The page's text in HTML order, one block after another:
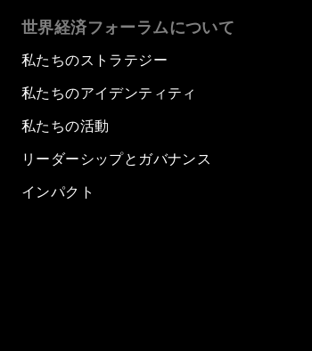
世界経済フォーラムについて
私たちのストラテジー
私たちのアイデンティティ
私たちの活動
リーダーシップとガバナンス
インパクト